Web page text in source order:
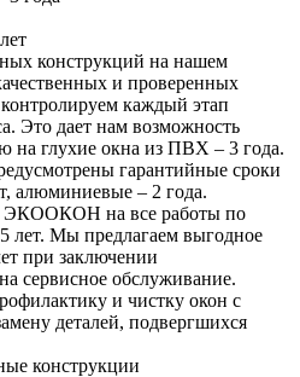
конструкций на нашем
и проверенных
каждый этап
Это дает нам возможность
на глухие окна из ПВХ – 3 года.
гарантийные сроки
алюминиевые – 2 года.
ЭКООКОН на все работы по
лет. Мы предлагаем выгодное
при заключении
сервисное обслуживание.
и чистку окон с
деталей, подвергшихся
конструкции